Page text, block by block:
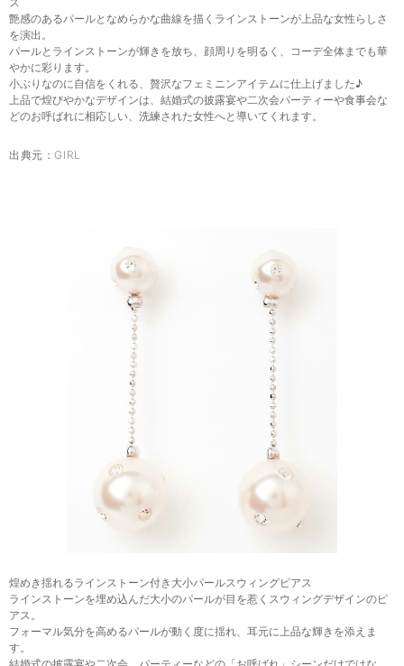
艶感のあるパールとなめらかな曲線を描くラインストーンが上品な女性らしさ
を演出。
パールとラインストーンが輝きを放ち、顔周りを明るく、コーデ全体までも華
やかに彩ります。
小ぶりなのに自信をくれる、贅沢なフェミニンアイテムに仕上げました♪
上品で煌びやかなデザインは、結婚式の披露宴や二次会パーティーや食事会な
どのお呼ばれに相応しい、洗練された女性へと導いてくれます。
出典元： GIRL
煌めき揺れるラインストーン付き大小パールスウィングピアス
ラインストーンを埋め込んだ大小のパールが目を惹くスウィングデザインのピ
アス。
フォーマル気分を高めるパールが動く度に揺れ、耳元に上品な輝きを添えま
す。